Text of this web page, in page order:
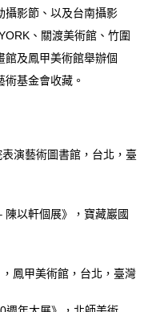
攝影節、以及台南攝影
、關渡美術館、竹圍
館及鳳甲美術館舉辦個
基金會收藏。
演藝術圖書館，台北，臺
以軒個展》，寶藏巖國
鳳甲美術館，台北，臺灣